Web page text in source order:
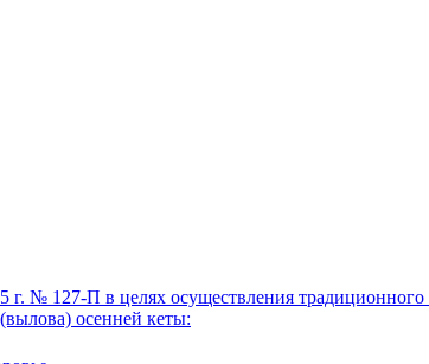
г. № 127-П в целях осуществления
осенней кеты: